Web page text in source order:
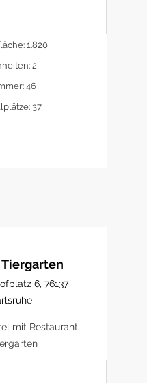
1.820
2
46
37
6, 76137
mit Restaurant